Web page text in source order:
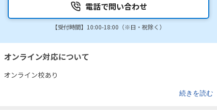
電話で問い合わせ
【受付時間】10:00-18:00（※日・祝除く）
オンライン対応について
オンライン校あり
続きを読む